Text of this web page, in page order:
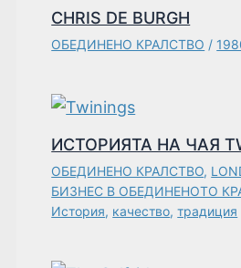
CHRIS DE BURGH
ОБЕДИНЕНО КРАЛСТВО /
ИСТОРИЯТА НА ЧАЯ
ОБЕДИНЕНО КРАЛСТВО,
БИЗНЕС В ОБЕДИНЕНОТО
История, качество,традиция